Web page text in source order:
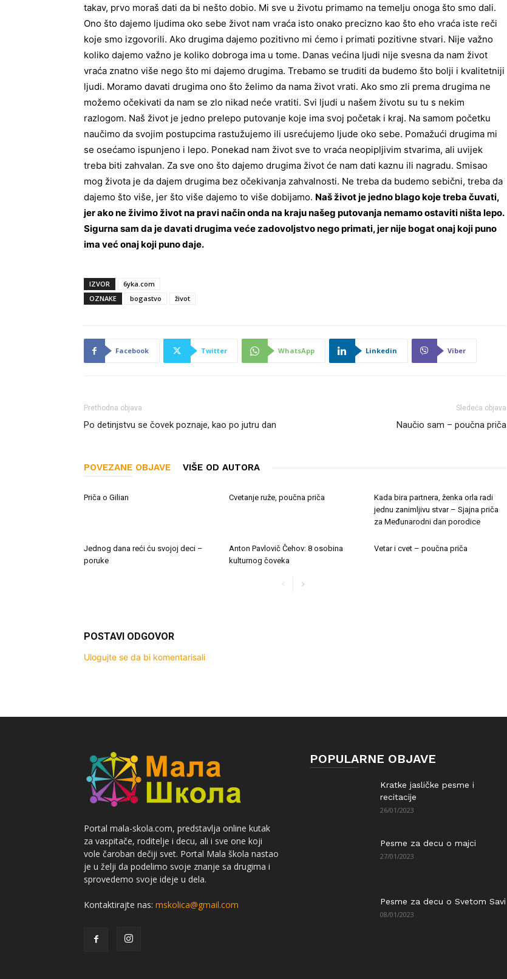
takav, prvo moraš dati da bi nešto dobio. Mi sve u životu primamo na temelju onoga što smo dali.
Ono što dajemo ljudima oko sebe život nam vraća isto onako precizno kao što eho vraća iste reči
koje smo izgovorili. Ako drugima dajemo pozitivno mi ćemo i primati pozitivne stvari. Nije važno
koliko dajemo važno je koliko dobroga ima u tome. Danas većina ljudi nije svesna da nam život
vraća znatno više nego što mi dajemo drugima. Trebamo se truditi da budemo što bolji i kvalitetniji
ljudi. Moramo davati drugima ono što želimo da nama život vrati. Ako smo zli prema drugima ne
možemo očekivati da nam se zlo nikad neće vratiti. Svi ljudi u našem životu su tu s nekim
razlogom. Naš život je jedno prelepo putovanje koje ima svoj početak i kraj. Na samom početku
naučimo da svojim postupcima rastužujemo ili usrećujemo ljude oko sebe. Pomažući drugima mi
se osećamo ispunjeno i lepo. Ponekad nam život sve to vraća neopipljivim stvarima, ali uvijek
treba biti zahvalan. Za sve ono što dajemo drugima život će nam dati kaznu ili nagradu. Smisao
mog života je da dajem drugima bez očekivanja zahvalnosti. Ne treba da budemo sebični, treba da
dajemo što više, jer što više dajemo to više dobijamo. Naš život je jedno blago koje treba čuvati,
jer ako ne živimo život na pravi način onda na kraju našeg putovanja nemamo ostaviti ništa lepo.
Sigurna sam da je davati drugima veće zadovoljstvo nego primati, jer nije bogat onaj koji puno
ima već onaj koji puno daje.
IZVOR
6yka.com
OZNAKE
bogastvo život
Facebook Twitter WhatsApp Linkedin Viber
Prethodna objava
Po detinjstvu se čovek poznaje, kao po jutru dan
Sledeća objava
Naučio sam – poučna priča
POVEZANE OBJAVE VIŠE OD AUTORA
Priča o Gilian Cvetanje ruže, poučna priča
Kada bira partnera, ženka orla radi
jednu zanimljivu stvar – Sjajna priča
za Međunarodni dan porodice
Jednog dana reći ću svojoj deci –
poruke
Anton Pavlovič Čehov: 8 osobina
kulturnog čoveka
Vetar i cvet – poučna priča
POSTAVI ODGOVOR
Ulogujte se da bi komentarisali
Portal mala-skola.com, predstavlja online kutak
za vaspitače, roditelje i decu, ali i sve one koji
vole čaroban dečiji svet. Portal Mala škola nastao
je u želji da podelimo svoje znanje sa drugima i
sprovedemo svoje ideje u dela.
Kontaktirajte nas: mskolica@gmail.com
POPULARNE OBJAVE
Kratke jasličke pesme i
recitacije
26/01/2023
Pesme za decu o majci
27/01/2023
Pesme za decu o Svetom Savi
08/01/2023